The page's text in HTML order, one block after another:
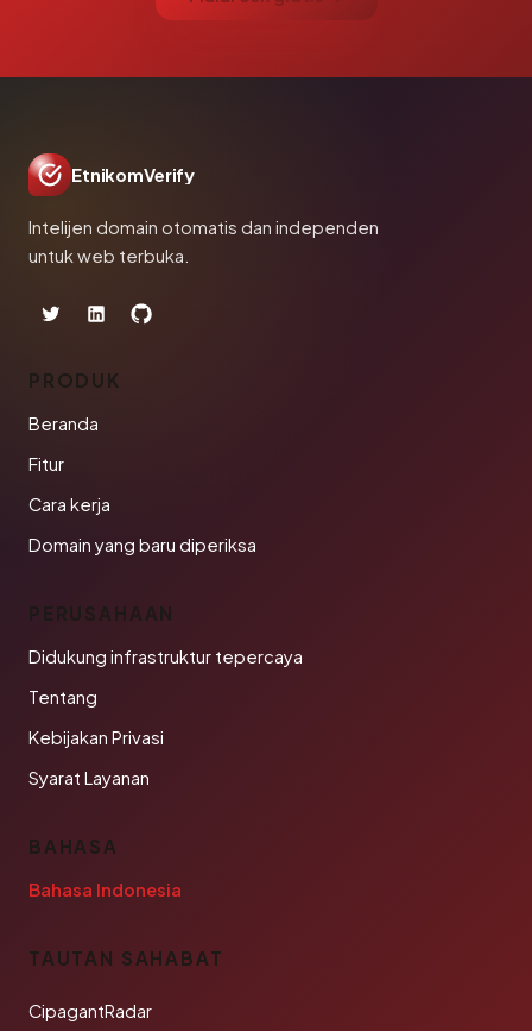
EtnikomVerify
Intelijen domain otomatis dan independen
untuk web terbuka.
PRODUK
Beranda
Fitur
Cara kerja
Domain yang baru diperiksa
PERUSAHAAN
Didukung infrastruktur tepercaya
Tentang
Kebijakan Privasi
Syarat Layanan
BAHASA
Bahasa Indonesia
TAUTAN SAHABAT
CipagantRadar